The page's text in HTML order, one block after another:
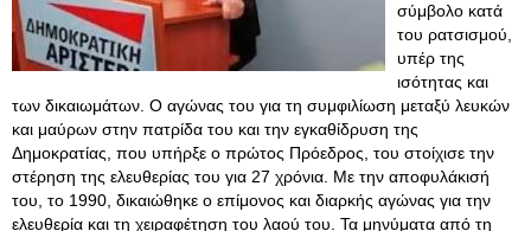
σύμβολο κατά
του ρατσισμού,
υπέρ της
ισότητας και
των δικαιωμάτων. Ο αγώνας του για τη συμφιλίωση μεταξύ λευκών
και μαύρων στην πατρίδα του και την εγκαθίδρυση της
Δημοκρατίας, που υπήρξε ο πρώτος Πρόεδρος, του στοίχισε την
στέρηση της ελευθερίας του για 27 χρόνια. Με την αποφυλάκισή
του, το 1990, δικαιώθηκε ο επίμονος και διαρκής αγώνας για την
ελευθερία και τη χειραφέτηση του λαού του. Τα μηνύματα από τη